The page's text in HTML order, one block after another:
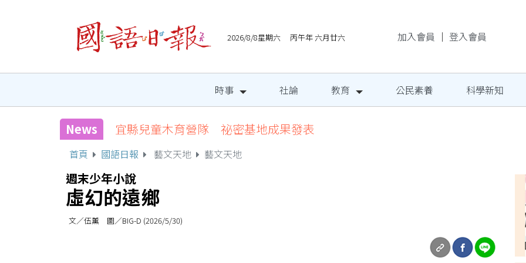
2026/8/8星期六 丙午年 六月廿六 加入會員 ｜ 登入會員
時事 社論 教育 公民素養 科學新知
News 宜縣兒童木育營隊 祕密基地成果發表
首頁 國語日報 藝文天地 藝文天地
週末少年小說
虛幻的遠鄉
文／伍薰 圖／BIG-D (2026/5/30)